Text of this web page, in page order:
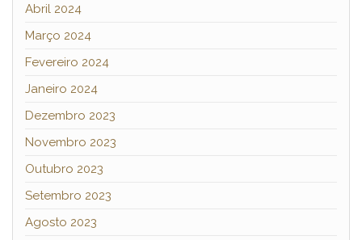
Abril 2024
Março 2024
Fevereiro 2024
Janeiro 2024
Dezembro 2023
Novembro 2023
Outubro 2023
Setembro 2023
Agosto 2023